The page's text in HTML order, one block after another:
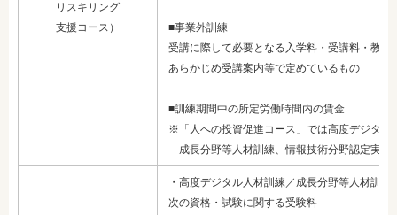
リスキリング
支援コース）
■事業外訓練
受講に際して必要となる入学料・受講料・教科
あらかじめ受講案内等で定めているもの
■訓練期間中の所定労働時間内の賃金
※「人への投資促進コース」では高度デジタル
成長分野等人材訓練、情報技術分野認定実習
・高度デジタル人材訓練／成長分野等人材訓練
次の資格・試験に関する受験料